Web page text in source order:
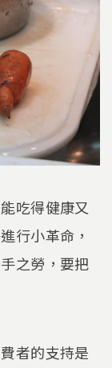
吃得健康又
行小革命，
之勞，要把
者的支持是